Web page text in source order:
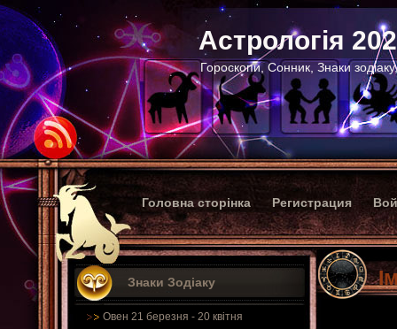
Астрологія
Гороскопи, Сонник, Знаки
Головна сторінка Регистрация
Знаки Зодіаку
Овен 21 березня - 20 квітня